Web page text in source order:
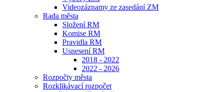
Videozáznamy ze zasedání ZM
Rada města
Složení RM
Komise RM
Pravidla RM
Usnesení RM
2018 - 2022
2022 - 2026
Rozpočty města
Rozklikávací rozpočet